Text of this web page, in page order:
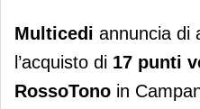
Multicedi
da Apulia
Multicedi annuncia di
l’acquisto di 17 punti
RossoTono in